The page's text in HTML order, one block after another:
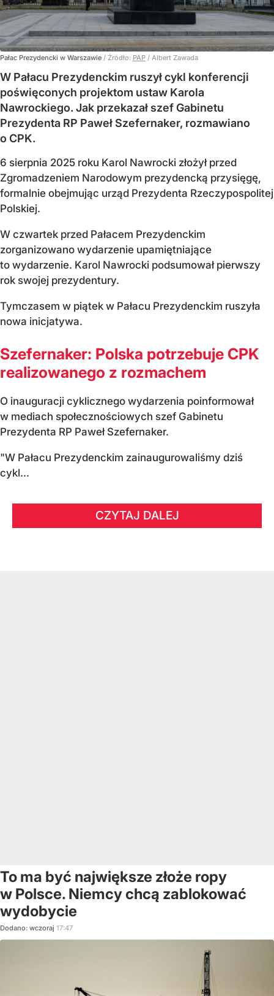
Pałac Prezydencki w Warszawie / Źródło: PAP / Albert Zawada
W Pałacu Prezydenckim ruszył cykl konferencji
poświęconych projektom ustaw Karola
Nawrockiego. Jak przekazał szef Gabinetu
Prezydenta RP Paweł Szefernaker, rozmawiano
o CPK.
6 sierpnia 2025 roku Karol Nawrocki złożył przed
Zgromadzeniem Narodowym prezydencką przysięgę,
formalnie obejmując urząd Prezydenta Rzeczypospolitej
Polskiej.
W czwartek przed Pałacem Prezydenckim
zorganizowano wydarzenie upamiętniające
to wydarzenie. Karol Nawrocki podsumował pierwszy
rok swojej prezydentury.
Tymczasem w piątek w Pałacu Prezydenckim ruszyła
nowa inicjatywa.
Szefernaker: Polska potrzebuje CPK
realizowanego z rozmachem
O inauguracji cyklicznego wydarzenia poinformował
w mediach społecznościowych szef Gabinetu
Prezydenta RP Paweł Szefernaker.
"W Pałacu Prezydenckim zainaugurowaliśmy dziś
cykl...
CZYTAJ DALEJ
To ma być największe złoże ropy
w Polsce. Niemcy chcą zablokować
wydobycie
Dodano: wczoraj 17:47